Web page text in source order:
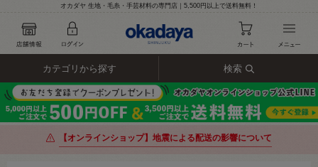
オカダヤ 生地・毛糸・手芸材料の専門店｜5,500円以上で送料無料！
カテゴリから探す 検索
【オンラインショップ】地震による配送の影響について